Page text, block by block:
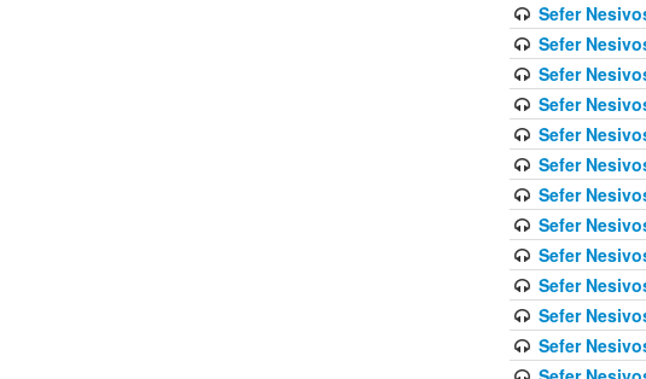
Sefer
Sefer
Sefer
Sefer
Sefer
Sefer
Sefer
Sefer
Sefer
Sefer
Sefer
Sefer